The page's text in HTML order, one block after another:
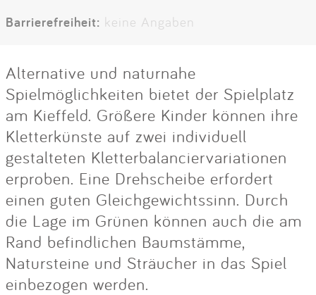
Barrierefreiheit: keine Angaben
Alternative und naturnahe
Spielmöglichkeiten bietet der Spielplatz
am Kieffeld. Größere Kinder können ihre
Kletterkünste auf zwei individuell
gestalteten Kletterbalanciervariationen
erproben. Eine Drehscheibe erfordert
einen guten Gleichgewichtssinn. Durch
die Lage im Grünen können auch die am
Rand befindlichen Baumstämme,
Natursteine und Sträucher in das Spiel
einbezogen werden.